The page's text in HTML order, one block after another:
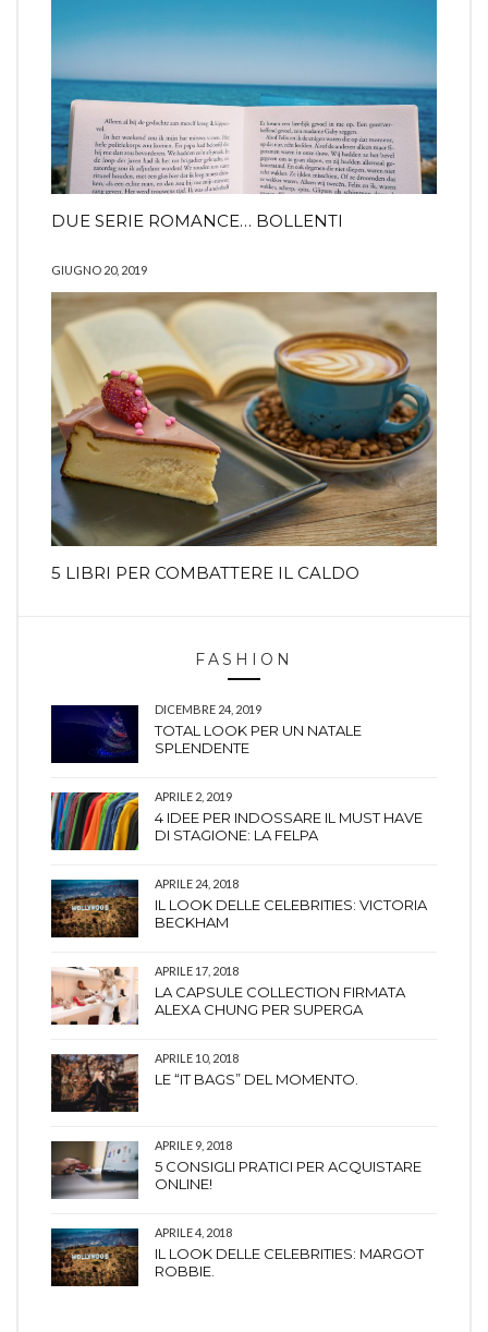
DUE SERIE ROMANCE… BOLLENTI
GIUGNO 20, 2019
5 LIBRI PER COMBATTERE IL CALDO
FASHION
DICEMBRE 24, 2019
TOTAL LOOK PER UN NATALE
SPLENDENTE
APRILE 2, 2019
4 IDEE PER INDOSSARE IL MUST HAVE
DI STAGIONE: LA FELPA
APRILE 24, 2018
IL LOOK DELLE CELEBRITIES: VICTORIA
BECKHAM
APRILE 17, 2018
LA CAPSULE COLLECTION FIRMATA
ALEXA CHUNG PER SUPERGA
APRILE 10, 2018
LE “IT BAGS” DEL MOMENTO.
APRILE 9, 2018
5 CONSIGLI PRATICI PER ACQUISTARE
ONLINE!
APRILE 4, 2018
IL LOOK DELLE CELEBRITIES: MARGOT
ROBBIE.